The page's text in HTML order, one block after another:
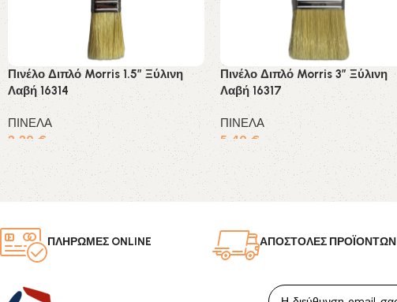
Πινέλο Διπλό Morris 1.5″ Ξύλινη
Λαβή 16314
ΠΙΝΕΛΑ
2,20 €
Προσθήκη στο καλάθι
Πινέλο Διπλό Morris 3″ Ξύλινη
Λαβή 16317
ΠΙΝΕΛΑ
5,40 €
Προσθήκη στο καλάθι
ΠΛΗΡΩΜΕΣ ONLINE ΑΠΟΣΤΟΛΕΣ ΠΡΟΪΟΝΤΩΝ